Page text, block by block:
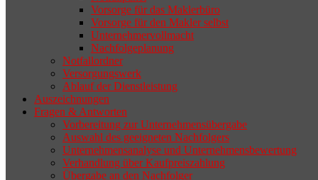
Vorsorge für das Maklerbüro
Vorsorge für den Makler selbst
Unternehmervollmacht
Nachfolgeplanung
Notfallordner
Versorgungswerk
Ablauf der Dienstleistung
Auszeichnungen
Fragen & Antworten
Vorbereitung zur Unternehmensübergabe
Auswahl des geeigneten Nachfolgers
Unternehmensanalyse und Unternehmensbewertung
Verhandlung über Kaufpreiszahlung
Übergabe an den Nachfolger